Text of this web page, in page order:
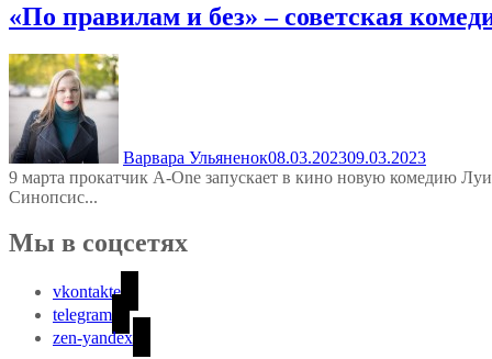
«По правилам и без» – советская
Варвара Ульяненок08.03.202309.03.2023
9 марта прокатчик A-One запускает в кино новую комедию
Синопсис...
Мы в соцсетях
vkontakte
telegram
zen-yandex